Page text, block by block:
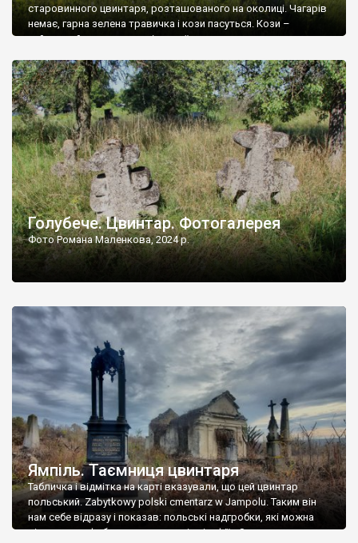
старовинного цвинтаря, розташованого на околиці. Чагарів
немає, гарна зелена травичка і кози пасуться. Кози –
найкращий регулятор шкідливої, для старих кладовищ,
бруньками, кози ті бруньки обгризають, бо то улюблений
делікатес. На цвинтарі у Голубечому ціла колекція
різноманітних форм хрестів. Село відносно невелике, […]
Голубече. Цвинтар. Фотогалерея
Фото Романа Маленкова, 2024 р.
Ямпіль. Таємниця цвинтаря
Табличка і відмітка на карті вказували, що цей цвинтар
польський. Zabytkowy polski cmentarz w Jampolu. Таким він
нам себе відразу і показав: польські надгробки, які можна
віднести до фабричних, польські епітафії… Загалом цвинтар